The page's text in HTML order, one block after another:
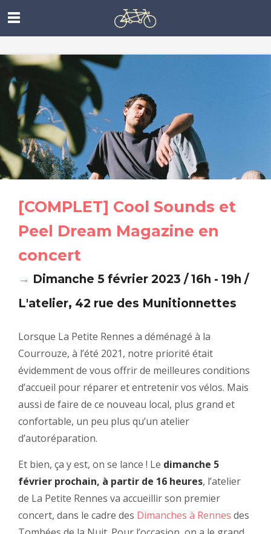
[COMPLET] Cool Sounds et
Peel Dream Magazine en
concert
→ Dimanche 5 février 2023 / 16h - 19h /
L'atelier, 42 rue des Munitionnettes
Lorsque La Petite Rennes a déménagé à la
Courrouze, à l’été 2021, notre priorité était
évidemment de vous offrir de meilleures conditions
d’accueil pour réparer et entretenir vos vélos. Mais
aussi de faire de ce nouveau local, plus grand et
confortable, un peu plus qu’un atelier
d’autoréparation.
Et bien, ça y est, on se lance ! Le dimanche 5
février prochain, à partir de 16 heures, l’atelier
de La Petite Rennes va accueillirson premier
concert, dans le cadre des Dimanches à Rennes des